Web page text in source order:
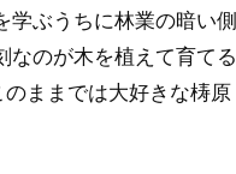
学ぶうちに林業の暗い側
なのが木を植えて育てる
ままでは大好きな梼原